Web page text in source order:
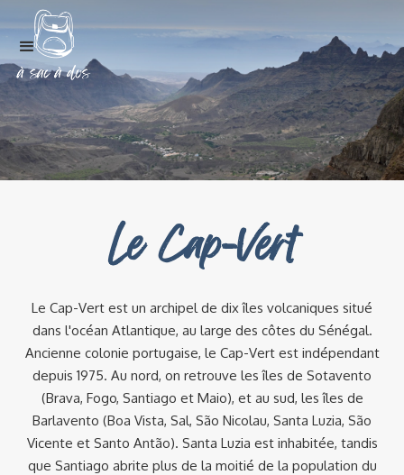
Le Cap-Vert
Le Cap-Vert est un archipel de dix îles volcaniques situé
dans l'océan Atlantique, au large des côtes du Sénégal.
Ancienne colonie portugaise, le Cap-Vert est indépendant
depuis 1975. Au nord, on retrouve les îles de Sotavento
(Brava, Fogo, Santiago et Maio), et au sud, les îles de
Barlavento (Boa Vista, Sal, São Nicolau, Santa Luzia, São
Vicente et Santo Antão). Santa Luzia est inhabitée, tandis
que Santiago abrite plus de la moitié de la population du